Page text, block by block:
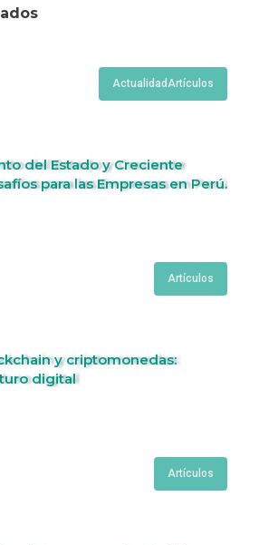
ActualidadArtículos
del Estado y Creciente
para las Empresas en Perú.
Artículos
y criptomonedas:
digital
Artículos